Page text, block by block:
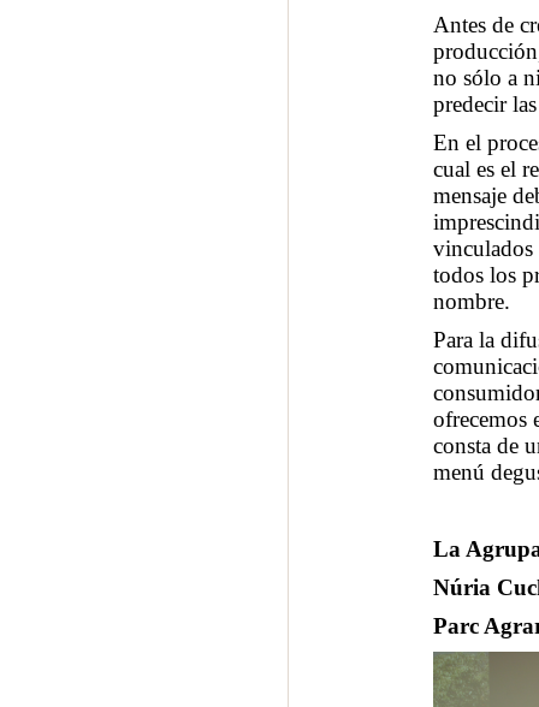
Antes de
no sólo a
predecir
En el
cual es el
mensaje
vinculados
todos los
nombre.
Para la
ofrecemos
consta de
menú
La
Núria
Parc